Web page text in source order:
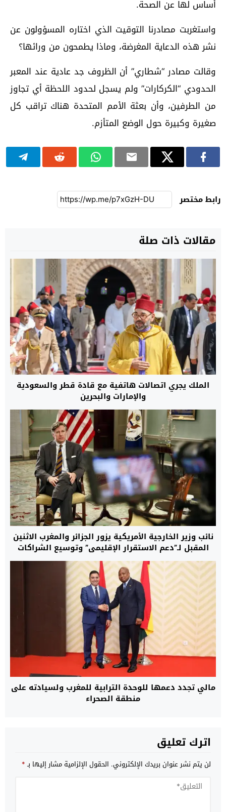
أساس لها عن الصحة.
واستغربت مصادرنا التوقيت الذي اختاره المسؤولون عن
نشر هذه الدعاية المغرضة، وماذا يطمحون من ورائها؟
وقالت مصادر “شطاري” أن الظروف جد عادية عند المعبر
الحدودي “الكركارات” ولم يسجل لحدود اللحظة أي تجاوز
من الطرفين، وأن بعثة الأمم المتحدة هناك تراقب كل
صغيرة وكبيرة حول الوضع المتأزم.
رابط مختصر
مقالات ذات صلة
الملك يجري اتصالات هاتفية مع قادة قطر والسعودية
والإمارات والبحرين
نائب وزير الخارجية الأمريكية يزور الجزائر والمغرب الاثنين
المقبل لـ”دعم الاستقرار الإقليمي” وتوسيع الشراكات
الاستراتيجية
مالي تجدد دعمها للوحدة الترابية للمغرب ولسيادته على
منطقة الصحراء
اترك تعليق
لن يتم نشر عنوان بريدك الإلكتروني. الحقول الإلزامية مشار إليها بـ*